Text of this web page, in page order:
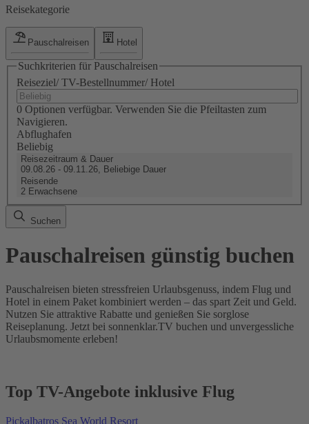
Reisekategorie
Pauschalreisen Hotel
Suchkriterien für Pauschalreisen
Reiseziel/ TV-Bestellnummer/ Hotel
0 Optionen verfügbar. Verwenden Sie die Pfeiltasten zum
Navigieren.
Abflughafen
Beliebig
Reisezeitraum & Dauer
09.08.26 - 09.11.26, Beliebige Dauer
Reisende
2 Erwachsene
Suchen
Pauschalreisen günstig buchen
Pauschalreisen bieten stressfreien Urlaubsgenuss, indem Flug und
Hotel in einem Paket kombiniert werden – das spart Zeit und Geld.
Nutzen Sie attraktive Rabatte und genießen Sie sorglose
Reiseplanung. Jetzt bei sonnenklar.TV buchen und unvergessliche
Urlaubsmomente erleben!
Top TV-Angebote inklusive Flug
Pickalbatros Sea World Resort